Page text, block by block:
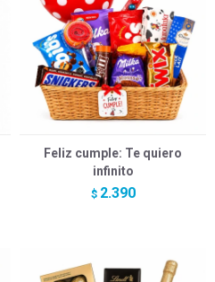
Feliz cumple: Te quiero
infinito
$ 2.390